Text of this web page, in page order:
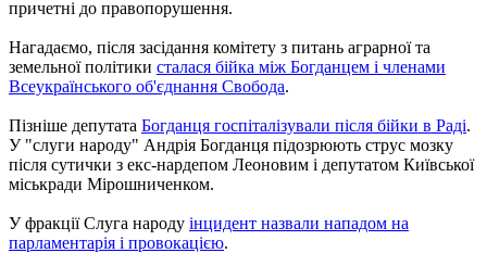
причетні до правопорушення.
Нагадаємо, після засідання комітету з питань аграрної та
земельної політики сталася бійка між Богданцем і членами
Всеукраїнського об'єднання Свобода.
Пізніше депутата Богданця госпіталізували після бійки в Раді.
У "слуги народу" Андрія Богданця підозрюють струс мозку
після сутички з екс-нардепом Леоновим і депутатом Київської
міськради Мірошниченком.
У фракції Слуга народу інцидент назвали нападом на
парламентарія і провокацією.